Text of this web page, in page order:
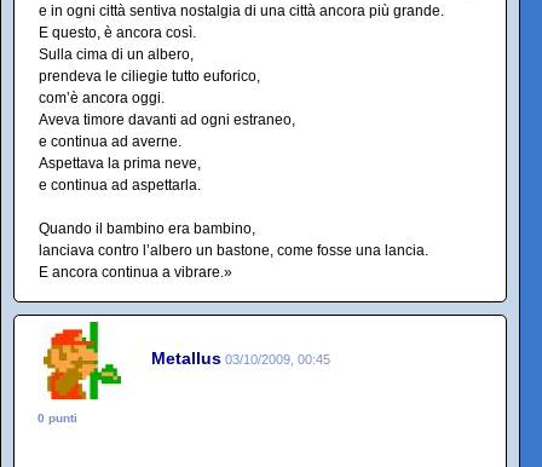
e in ogni città sentiva nostalgia di una città ancora più grande.
E questo, è ancora così.
Sulla cima di un albero,
prendeva le ciliegie tutto euforico,
com’è ancora oggi.
Aveva timore davanti ad ogni estraneo,
e continua ad averne.
Aspettava la prima neve,
e continua ad aspettarla.
Quando il bambino era bambino,
lanciava contro l’albero un bastone, come fosse una lancia.
E ancora continua a vibrare.»
Metallus 03/10/2009, 00:45
0 punti